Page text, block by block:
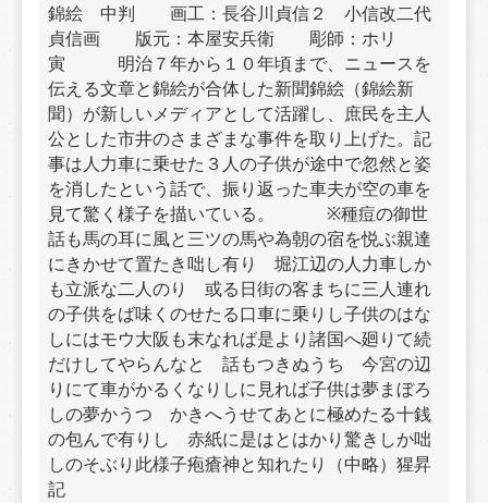
錦絵　中判　　画工：長谷川貞信２　小信改二代
貞信画　　版元：本屋安兵衛　　彫師：ホリ
寅　　　明治７年から１０年頃まで、ニュースを
伝える文章と錦絵が合体した新聞錦絵（錦絵新
聞）が新しいメディアとして活躍し、庶民を主人
公とした市井のさまざまな事件を取り上げた。記
事は人力車に乗せた３人の子供が途中で忽然と姿
を消したという話で、振り返った車夫が空の車を
見て驚く様子を描いている。　　　※種痘の御世
話も馬の耳に風と三ツの馬や為朝の宿を悦ぶ親達
にきかせて置たき咄し有り　堀江辺の人力車しか
も立派な二人のり　或る日街の客まちに三人連れ
の子供をば味くのせたる口車に乗りし子供のはな
しにはモウ大阪も末なれば是より諸国へ廻りて続
だけしてやらんなとゝ話もつきぬうち　今宮の辺
りにて車がかるくなりしに見れば子供は夢まぼろ
しの夢かうつゝかきへうせてあとに極めたる十銭
の包んで有りし　赤紙に是はとはかり驚きしか咄
しのそぶり此様子疱瘡神と知れたり（中略）猩昇
記